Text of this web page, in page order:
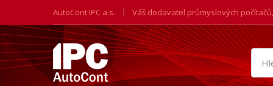
AutoCont IPC a.s. Váš dodavatel průmyslových